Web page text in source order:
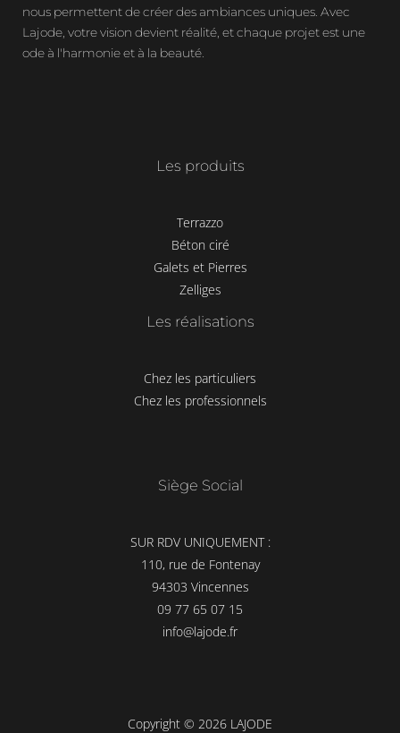
nous permettent de créer des ambiances uniques. Avec
Lajode, votre vision devient réalité, et chaque projet est une
ode à l'harmonie et à la beauté.
Les produits
Terrazzo
Béton ciré
Galets et Pierres
Zelliges
Les réalisations
Chez les particuliers
Chez les professionnels
Siège Social
SUR RDV UNIQUEMENT :
110, rue de Fontenay
94303 Vincennes
09 77 65 07 15
info@lajode.fr
Copyright © 2026 LAJODE